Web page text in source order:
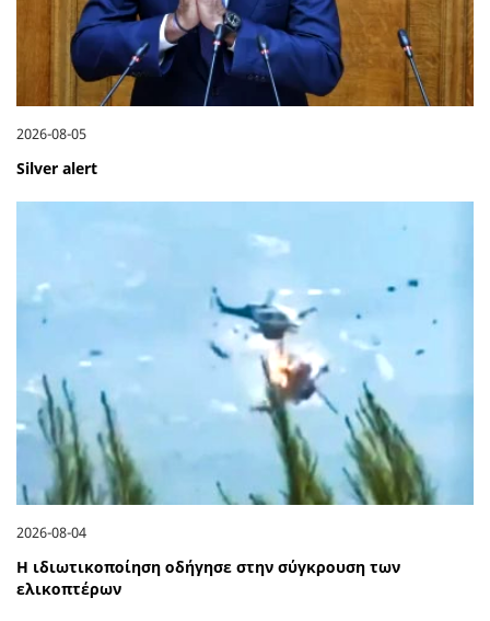
2026-08-05
Silver alert
2026-08-04
Η ιδιωτικοποίηση οδήγησε στην σύγκρουση των
ελικοπτέρων